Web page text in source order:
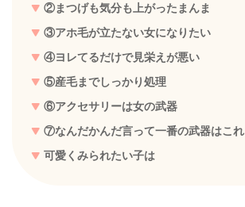
②まつげも気分も上がったまんま
③アホ毛が立たない女になりたい
④ヨレてるだけで見栄えが悪い
⑤産毛までしっかり処理
⑥アクセサリーは女の武器
⑦なんだかんだ言って一番の武器はこれ
可愛くみられたい子は